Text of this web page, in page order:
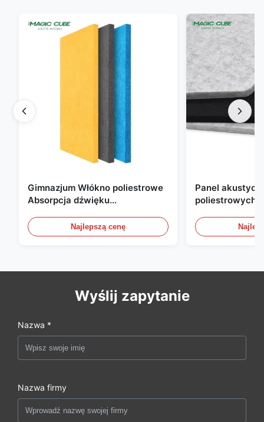
Gimnazjum Włókno poliestrowe
Absorpcja dźwięku
projektemNajlepszą cenę
Panel
poliestrowych
do biura, domu
Wyślij zapytanie
Nazwa *
Nazwa firmy